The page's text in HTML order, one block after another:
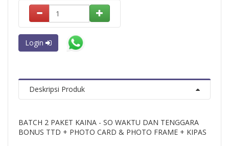
Login
Deskripsi Produk
BATCH 2 PAKET KAINA - SO WAKTU DAN TENGGARA
BONUS TTD + PHOTO CARD & PHOTO FRAME + KIPAS